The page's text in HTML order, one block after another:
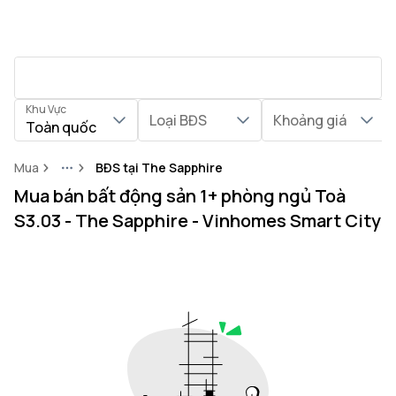
Khu Vực
Toàn quốc Loại BĐS Khoảng giá
Mua MoreBĐS tại The Sapphire
Mua bán bất động sản 1+ phòng ngủ Toà
S3.03 - The Sapphire - Vinhomes Smart City